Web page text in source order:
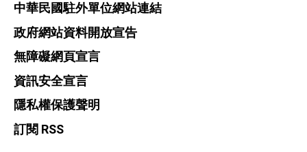
中華民國駐外單位網站連結
政府網站資料開放宣告
無障礙網頁宣言
資訊安全宣言
隱私權保護聲明
訂閱 RSS